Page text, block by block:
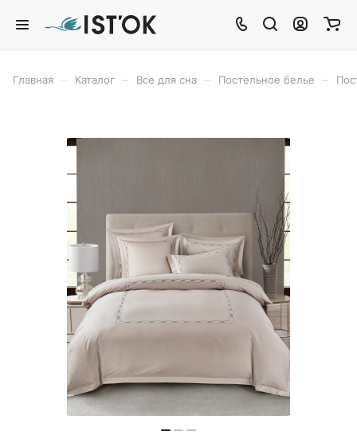
Главная Каталог Все для сна Постельное белье